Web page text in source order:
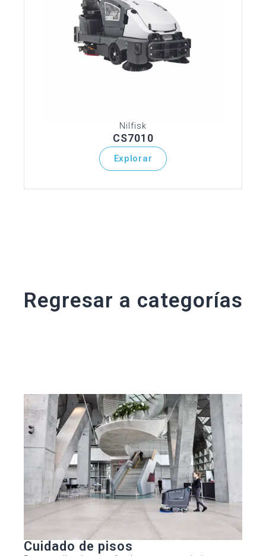
Nilfisk
CS7010
Explorar
Regresar a categorías
Cuidado de pisos